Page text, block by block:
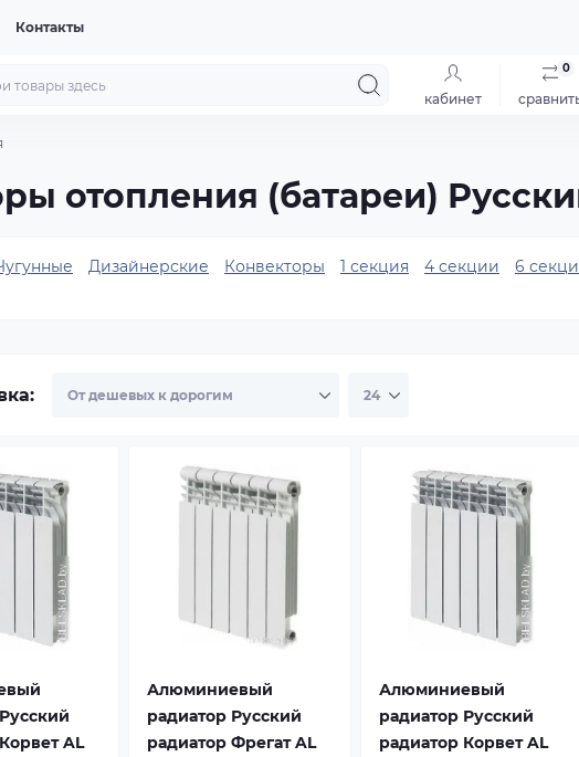
Контакты
кабинет
0
отопления (батареи)
Дизайнерские Конвекторы 1 секция 4 секции 6
AL
Алюминиевый
радиатор Русский
радиатор Фрегат AL
Алюминиевый
радиатор Русский
радиатор Корвет AL